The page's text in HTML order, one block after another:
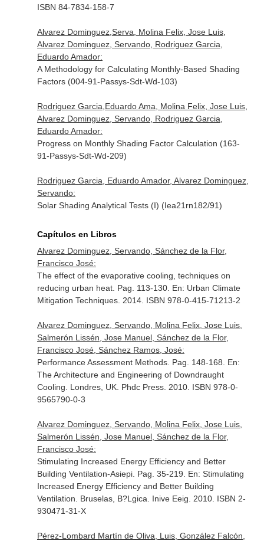
ISBN 84-7834-158-7
Alvarez Dominguez,Serva, Molina Felix, Jose Luis,
Alvarez Dominguez, Servando, Rodriguez Garcia,
Eduardo Amador:
A Methodology for Calculating Monthly-Based Shading
Factors (004-91-Passys-Sdt-Wd-103)
Rodriguez Garcia,Eduardo Ama, Molina Felix, Jose Luis,
Alvarez Dominguez, Servando, Rodriguez Garcia,
Eduardo Amador:
Progress on Monthly Shading Factor Calculation (163-
91-Passys-Sdt-Wd-209)
Rodriguez Garcia, Eduardo Amador, Alvarez Dominguez,
Servando:
Solar Shading Analytical Tests (I) (Iea21rn182/91)
Capítulos en Libros
Alvarez Dominguez, Servando, Sánchez de la Flor,
Francisco José:
The effect of the evaporative cooling, techniques on
reducing urban heat. Pag. 113-130. En: Urban Climate
Mitigation Techniques. 2014. ISBN 978-0-415-71213-2
Alvarez Dominguez, Servando, Molina Felix, Jose Luis,
Salmerón Lissén, Jose Manuel, Sánchez de la Flor,
Francisco José, Sánchez Ramos, José:
Performance Assessment Methods. Pag. 148-168. En:
The Architecture and Engineering of Downdraught
Cooling . Londres, UK. Phdc Press. 2010. ISBN 978-0-
9565790-0-3
Alvarez Dominguez, Servando, Molina Felix, Jose Luis,
Salmerón Lissén, Jose Manuel, Sánchez de la Flor,
Francisco José:
Stimulating Increased Energy Efficiency and Better
Building Ventilation-Asiepi. Pag. 35-219. En: Stimulating
Increased Energy Efficiency and Better Building
Ventilation . Bruselas, B?Lgica. Inive Eeig. 2010. ISBN 2-
930471-31-X
Pérez-Lombard Martín de Oliva, Luis, González Falcón,